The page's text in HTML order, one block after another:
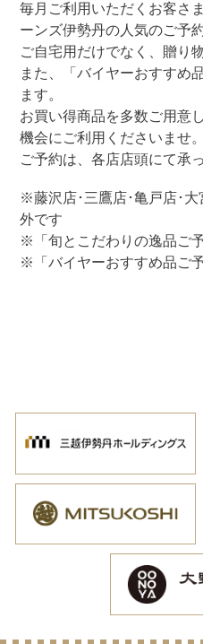
毎月ご利用いただくお客さ
ーンズ伊勢丹の人気のご予
ご自宅用だけでなく、贈り
また、「バイヤーおすすめ
ます。
お買い得商品を多数ご用意
機会にご利用くださいませ。
ご予約は、各店店頭にて承
※藤沢店･三鷹店･亀戸店･
外です
※「旬とこだわりの逸品ご
※「バイヤーおすすめ品ご